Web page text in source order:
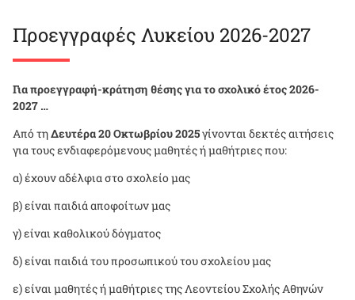
Προεγγραφές Λυκείου 2026-2027
Για προεγγραφή-κράτηση θέσης για το σχολικό έτος 2026-
2027 …
Από τηΔευτέρα 20 Οκτωβρίου 2025γίνονται δεκτές αιτήσεις
για τους ενδιαφερόμενους μαθητές ή μαθήτριες που:
α) έχουν αδέλφια στο σχολείο μας
β) είναι παιδιά αποφοίτων μας
γ) είναι καθολικού δόγματος
δ) είναι παιδιά του προσωπικού του σχολείου μας
ε) είναι μαθητές ή μαθήτριες της Λεοντείου Σχολής Αθηνών